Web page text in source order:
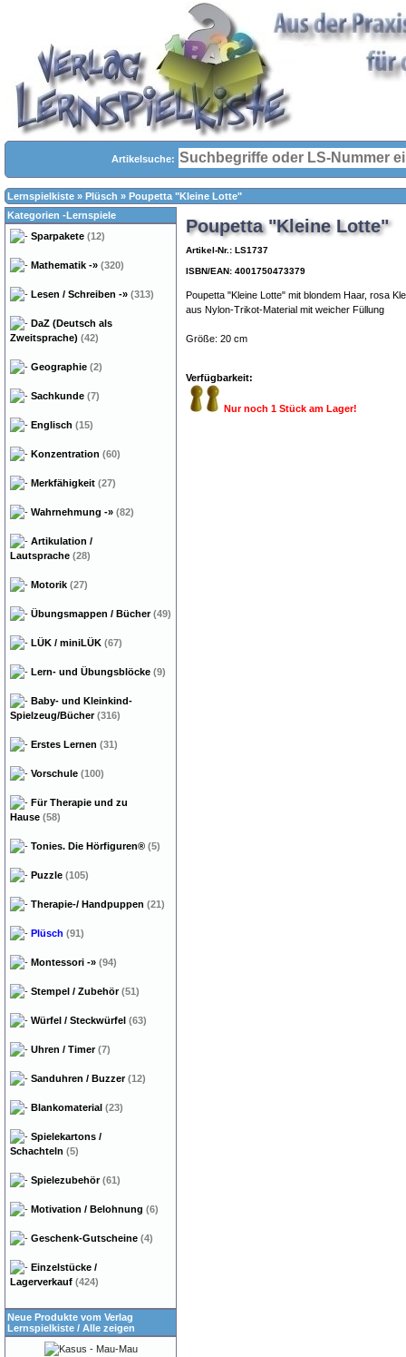
Artikelsuche:
Lernspielkiste » Plüsch » Poupetta "Kleine Lotte"
Poupetta "Kleine Lotte"
Artikel-Nr.: LS1737
ISBN/EAN: 4001750473379
Poupetta "Kleine Lotte" mit blondem Haar, rosa
aus Nylon-Trikot-Material mit weicher Füllung
Größe: 20 cm
Verfügbarkeit:
Nur noch 1 Stück am Lager!
Kategorien -Lernspiele
Sparpakete (12)
Mathematik -» (320)
Lesen / Schreiben -» (313)
DaZ (Deutsch als
Zweitsprache) (42)
Geographie (2)
Sachkunde (7)
Englisch (15)
Konzentration (60)
Merkfähigkeit (27)
Wahrnehmung -» (82)
Artikulation /
Lautsprache (28)
Motorik (27)
Übungsmappen / Bücher(49)
LÜK / miniLÜK (67)
Lern- und Übungsblöcke (9)
Baby- und Kleinkind-
Spielzeug/Bücher(316)
Erstes Lernen (31)
Vorschule (100)
Für Therapie und zu
Hause (58)
Tonies. Die Hörfiguren® (5)
Puzzle (105)
Therapie-/ Handpuppen (21)
Plüsch (91)
Montessori -» (94)
Stempel / Zubehör(51)
Würfel / Steckwürfel (63)
Uhren / Timer(7)
Sanduhren / Buzzer(12)
Blankomaterial (23)
Spielekartons /
Schachteln (5)
Spielezubehör(61)
Motivation / Belohnung (6)
Geschenk-Gutscheine (4)
Einzelstücke /
Lagerverkauf (424)
Neue Produkte vom Verlag
Lernspielkiste / Alle zeigen